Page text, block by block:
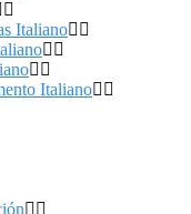
Italiano
Italiano